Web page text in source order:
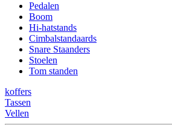
Pedalen
Boom
Hi-hatstands
Cimbalstandaards
Snare Staanders
Stoelen
Tom standen
koffers
Tassen
Vellen